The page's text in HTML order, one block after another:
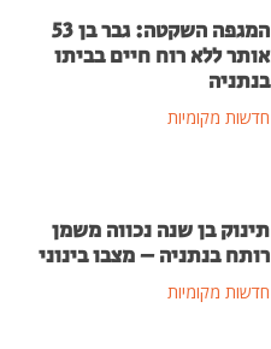
המגפה השקטה: גבר בן 53
אותר ללא רוח חיים בביתו
בנתניה
חדשות מקומיות
תינוק בן שנה נכווה משמן
רותח בנתניה – מצבו בינוני
חדשות מקומיות